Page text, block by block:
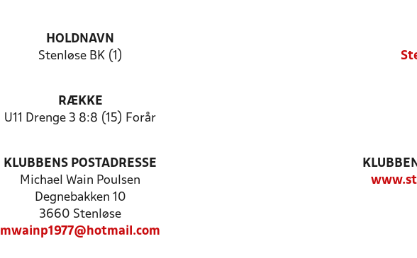
HOLDNAVN
Stenløse BK (1)
RÆKKE
U11 Drenge 3 8:8 (15) Forår
KLUBBENS POSTADRESSE
Michael Wain Poulsen
Degnebakken 10
3660 Stenløse
mwainp1977@hotmail.com